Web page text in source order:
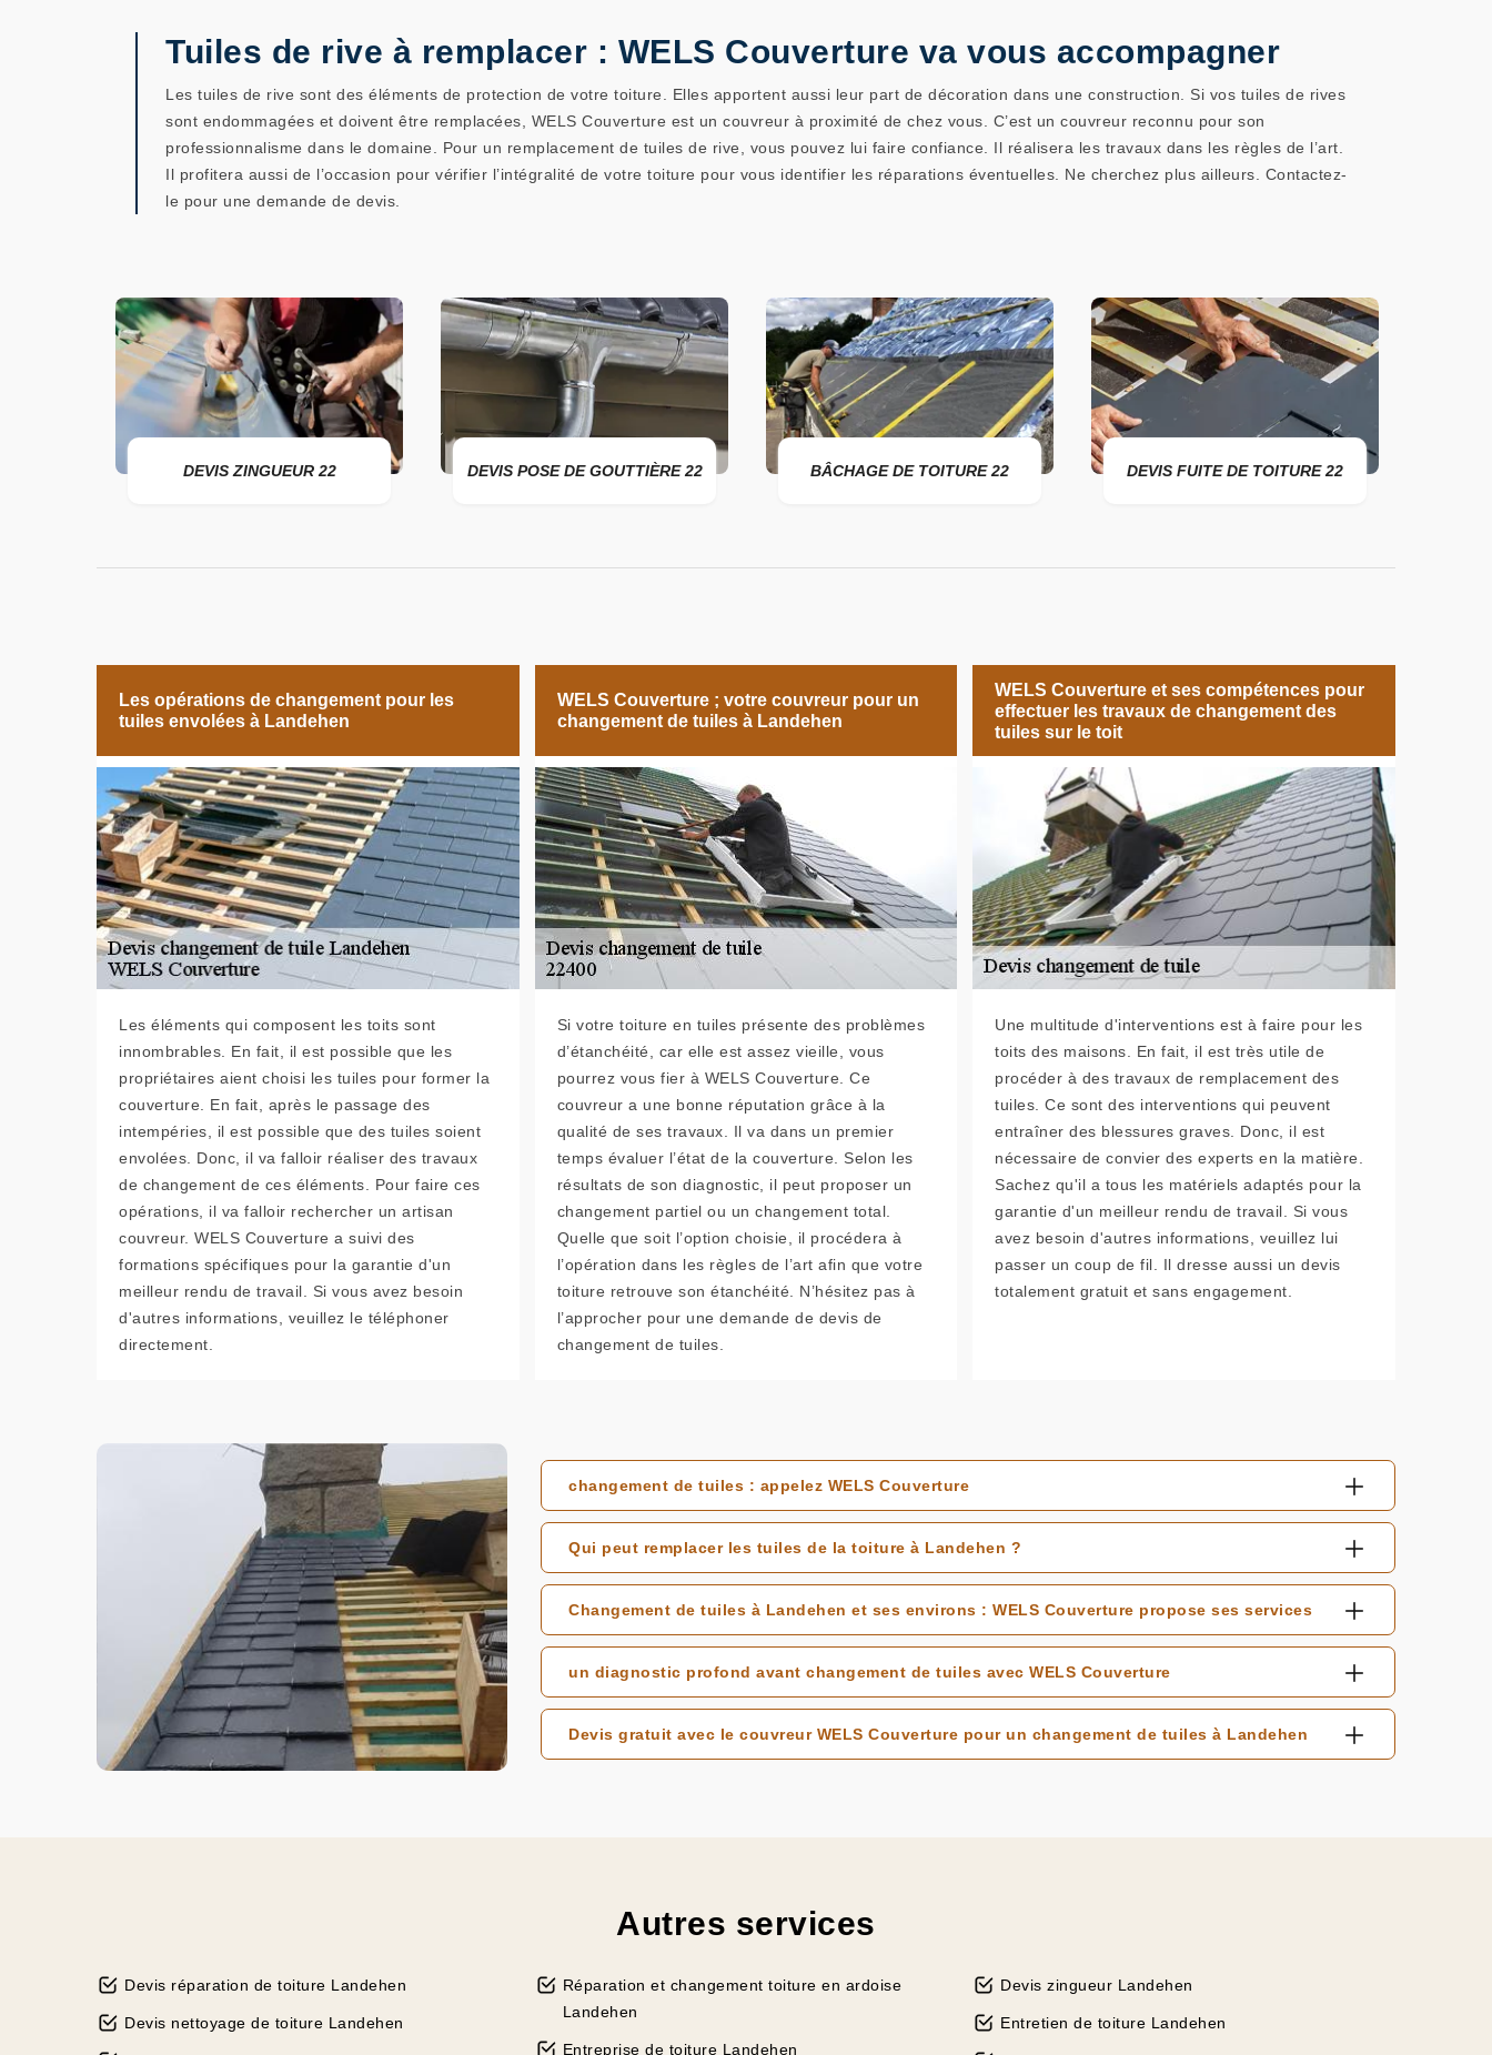
Tuiles de rive à remplacer : WELS Couverture va vous accompagner
Les tuiles de rive sont des éléments de protection de votre toiture. Elles apportent aussi leur part de décoration dans une construction. Si vos tuiles de rives
sont endommagées et doivent être remplacées, WELS Couverture est un couvreur à proximité de chez vous. C’est un couvreur reconnu pour son
professionnalisme dans le domaine. Pour un remplacement de tuiles de rive, vous pouvez lui faire confiance. Il réalisera les travaux dans les règles de l’art.
Il profitera aussi de l’occasion pour vérifier l’intégralité de votre toiture pour vous identifier les réparations éventuelles. Ne cherchez plus ailleurs. Contactez-
le pour une demande de devis.
DEVIS ZINGUEUR 22 DEVIS POSE DE GOUTTIÈRE 22 BÂCHAGE DE TOITURE 22 DEVIS FUITE DE TOITURE 22
Les opérations de changement pour les
tuiles envolées à Landehen
Les éléments qui composent les toits sont
innombrables. En fait, il est possible que les
propriétaires aient choisi les tuiles pour former la
couverture. En fait, après le passage des
intempéries, il est possible que des tuiles soient
envolées. Donc, il va falloir réaliser des travaux
de changement de ces éléments. Pour faire ces
opérations, il va falloir rechercher un artisan
couvreur. WELS Couverture a suivi des
formations spécifiques pour la garantie d'un
meilleur rendu de travail. Si vous avez besoin
d'autres informations, veuillez le téléphoner
directement.
WELS Couverture ; votre couvreur pour un
changement de tuiles à Landehen
Si votre toiture en tuiles présente des problèmes
d’étanchéité, car elle est assez vieille, vous
pourrez vous fier à WELS Couverture. Ce
couvreur a une bonne réputation grâce à la
qualité de ses travaux. Il va dans un premier
temps évaluer l’état de la couverture. Selon les
résultats de son diagnostic, il peut proposer un
changement partiel ou un changement total.
Quelle que soit l’option choisie, il procédera à
l’opération dans les règles de l’art afin que votre
toiture retrouve son étanchéité. N’hésitez pas à
l’approcher pour une demande de devis de
changement de tuiles.
WELS Couverture et ses compétences pour
effectuer les travaux de changement des
tuiles sur le toit
Une multitude d'interventions est à faire pour les
toits des maisons. En fait, il est très utile de
procéder à des travaux de remplacement des
tuiles. Ce sont des interventions qui peuvent
entraîner des blessures graves. Donc, il est
nécessaire de convier des experts en la matière.
Sachez qu'il a tous les matériels adaptés pour la
garantie d'un meilleur rendu de travail. Si vous
avez besoin d'autres informations, veuillez lui
passer un coup de fil. Il dresse aussi un devis
totalement gratuit et sans engagement.
changement de tuiles : appelez WELS Couverture
Qui peut remplacer les tuiles de la toiture à Landehen ?
Changement de tuiles à Landehen et ses environs : WELS Couverture propose ses services
un diagnostic profond avant changement de tuiles avec WELS Couverture
Devis gratuit avec le couvreur WELS Couverture pour un changement de tuiles à Landehen
Autres services
Devis réparation de toiture Landehen
Devis nettoyage de toiture Landehen
Réparation et changement toiture en ardoise
Landehen
Entreprise de toiture Landehen
Devis zingueur Landehen
Entretien de toiture Landehen